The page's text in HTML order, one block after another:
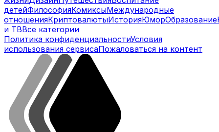
детейФилософияКомиксыМеждународные
отношенияКриптовалютыИсторияЮморОбразование
и ТВВсе категории
Политика конфиденциальностиУсловия
использования сервисаПожаловаться на контент